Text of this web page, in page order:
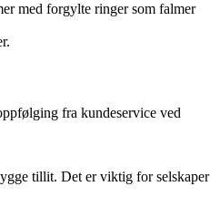
med forgylte ringer som falmer
fra kundeservice ved
tillit. Det er viktig for selskaper